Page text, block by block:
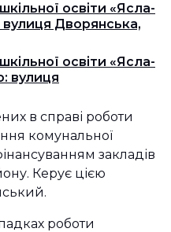
освіти «Ясла-
Дворянська,
освіти «Ясла-
вулиця
в справі роботи
комунальної
закладів
Керує цією
роботи